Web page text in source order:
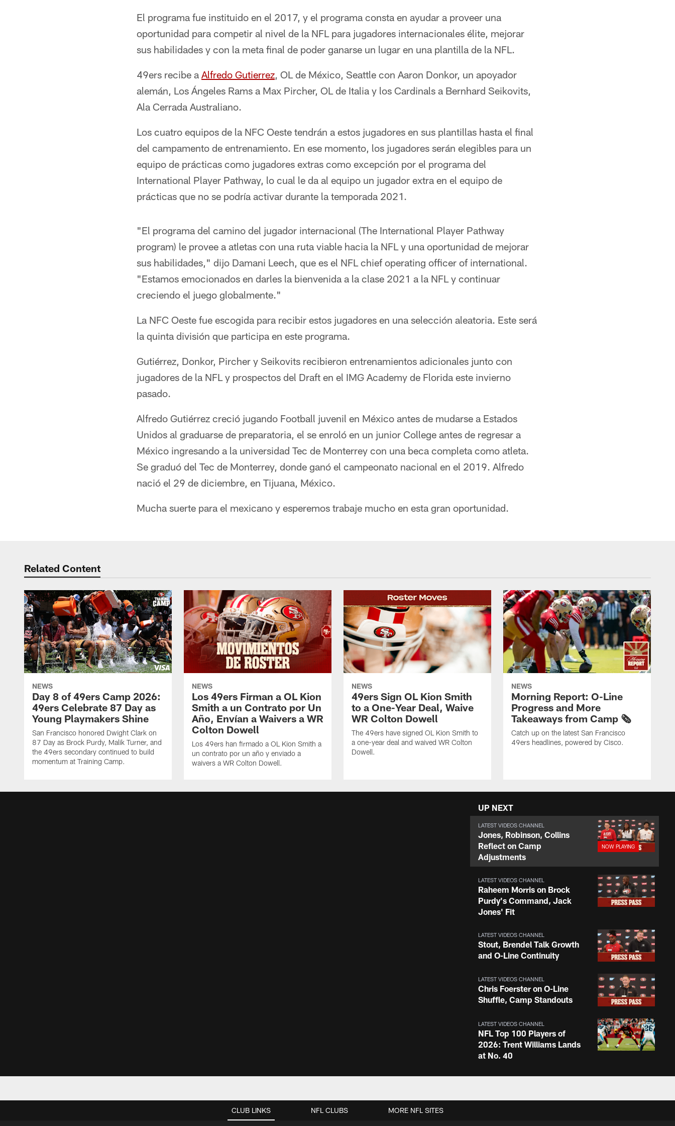
El programa fue instituido en el 2017, y el programa consta en ayudar a proveer una
oportunidad para competir al nivel de la NFL para jugadores internacionales élite, mejorar
sus habilidades y con la meta final de poder ganarse un lugar en una plantilla de la NFL.
49ers recibe a Alfredo Gutierrez, OL de México, Seattle con Aaron Donkor, un apoyador
alemán, Los Ángeles Rams a Max Pircher, OL de Italia y los Cardinals a Bernhard Seikovits,
Ala Cerrada Australiano.
Los cuatro equipos de la NFC Oeste tendrán a estos jugadores en sus plantillas hasta el final
del campamento de entrenamiento. En ese momento, los jugadores serán elegibles para un
equipo de prácticas como jugadores extras como excepción por el programa del
International Player Pathway, lo cual le da al equipo un jugador extra en el equipo de
prácticas que no se podría activar durante la temporada 2021.
"El programa del camino del jugador internacional (The International Player Pathway
program) le provee a atletas con una ruta viable hacia la NFL y una oportunidad de mejorar
sus habilidades," dijo Damani Leech, que es el NFL chief operating officer of international.
"Estamos emocionados en darles la bienvenida a la clase 2021 a la NFL y continuar
creciendo el juego globalmente."
La NFC Oeste fue escogida para recibir estos jugadores en una selección aleatoria. Este será
la quinta división que participa en este programa.
Gutiérrez, Donkor, Pircher y Seikovits recibieron entrenamientos adicionales junto con
jugadores de la NFL y prospectos del Draft en el IMG Academy de Florida este invierno
pasado.
Alfredo Gutiérrez creció jugando Football juvenil en México antes de mudarse a Estados
Unidos al graduarse de preparatoria, el se enroló en un junior College antes de regresar a
México ingresando a la universidad Tec de Monterrey con una beca completa como atleta.
Se graduó del Tec de Monterrey, donde ganó el campeonato nacional en el 2019. Alfredo
nació el 29 de diciembre, en Tijuana, México.
Mucha suerte para el mexicano y esperemos trabaje mucho en esta gran oportunidad.
Related Content
NEWS
Day 8 of 49ers Camp 2026:
49ers Celebrate 87 Day as
Young Playmakers Shine
San Francisco honored Dwight Clark on
87 Day as Brock Purdy, Malik Turner, and
the 49ers secondary continued to build
momentum at Training Camp.
NEWS
Los 49ers Firman a OL Kion
Smith a un Contrato por Un
Año, Envían a Waivers a WR
Colton Dowell
Los 49ers han firmado a OL Kion Smith a
un contrato por un año y enviado a
waivers a WR Colton Dowell.
NEWS
49ers Sign OL Kion Smith
to a One-Year Deal, Waive
WR Colton Dowell
The 49ers have signed OL Kion Smith to
a one-year deal and waived WR Colton
Dowell.
NEWS
Morning Report: O-Line
Progress and More
Takeaways from Camp 🗞️
Catch up on the latest San Francisco
49ers headlines, powered by Cisco.
UP NEXT
LATEST VIDEOS CHANNEL
Jones, Robinson, Collins
Reflect on Camp
Adjustments
LATEST VIDEOS CHANNEL
Raheem Morris on Brock
Purdy's Command, Jack
Jones' Fit
LATEST VIDEOS CHANNEL
Stout, Brendel Talk Growth
and O-Line Continuity
LATEST VIDEOS CHANNEL
Chris Foerster on O-Line
Shuffle, Camp Standouts
LATEST VIDEOS CHANNEL
NFL Top 100 Players of
2026: Trent Williams Lands
at No. 40
LATEST VIDEOS CHANNEL
Reflect on Camp
CLUB LINKS NFL CLUBS MORE NFL SITES